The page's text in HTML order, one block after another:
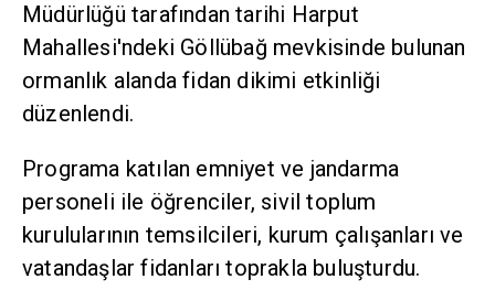
Müdürlüğü tarafından tarihi Harput
Mahallesi'ndeki Göllübağ mevkisinde bulunan
ormanlık alanda fidan dikimi etkinliği
düzenlendi.
Programa katılan emniyet ve jandarma
personeli ile öğrenciler, sivil toplum
kurulularının temsilcileri, kurum çalışanları ve
vatandaşlar fidanları toprakla buluşturdu.